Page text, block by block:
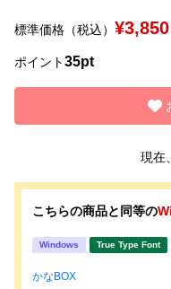
標準価格（税込） ¥3,850
ポイント35pt
現在
こちらの商品と同等の
Windows True Type Font
かなBOX